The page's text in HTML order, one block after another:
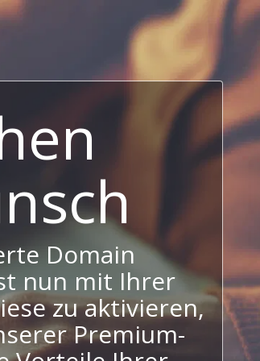
Domain
nun mit Ihrer
zu aktivieren,
Premium-